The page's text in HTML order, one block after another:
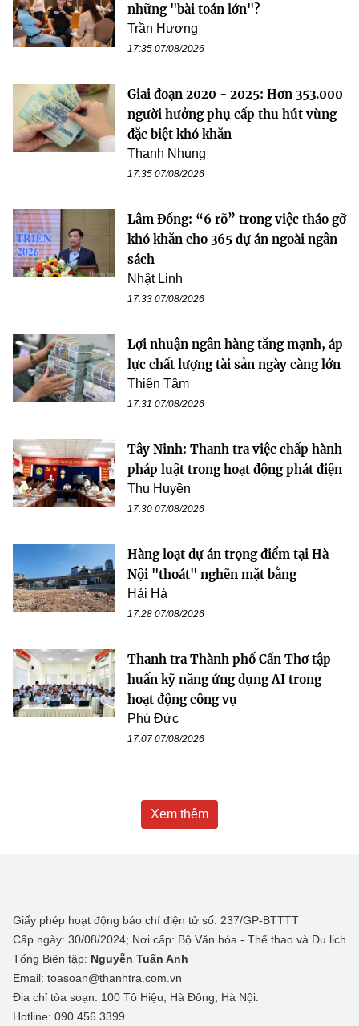
những "bài toán lớn"?
Trần Hương
17:35 07/08/2026
Giai đoạn 2020 - 2025: Hơn 353.000
người hưởng phụ cấp thu hút vùng
đặc biệt khó khăn
Thanh Nhung
17:35 07/08/2026
Lâm Đồng: “6 rõ” trong việc tháo gỡ
khó khăn cho 365 dự án ngoài ngân
sách
Nhật Linh
17:33 07/08/2026
Lợi nhuận ngân hàng tăng mạnh, áp
lực chất lượng tài sản ngày càng lớn
Thiên Tâm
17:31 07/08/2026
Tây Ninh: Thanh tra việc chấp hành
pháp luật trong hoạt động phát điện
Thu Huyền
17:30 07/08/2026
Hàng loạt dự án trọng điểm tại Hà
Nội "thoát" nghẽn mặt bằng
Hải Hà
17:28 07/08/2026
Thanh tra Thành phố Cần Thơ tập
huấn kỹ năng ứng dụng AI trong
hoạt động công vụ
Phú Đức
17:07 07/08/2026
Xem thêm
Giấy phép hoạt động báo chí điện tử số: 237/GP-BTTTT
Cấp ngày: 30/08/2024; Nơi cấp: Bộ Văn hóa - Thể thao và Du lịch
Tổng Biên tập: Nguyễn Tuấn Anh
Email: toasoan@thanhtra.com.vn
Địa chỉ tòa soạn: 100 Tô Hiệu, Hà Đông, Hà Nội.
Hotline: 090.456.3399